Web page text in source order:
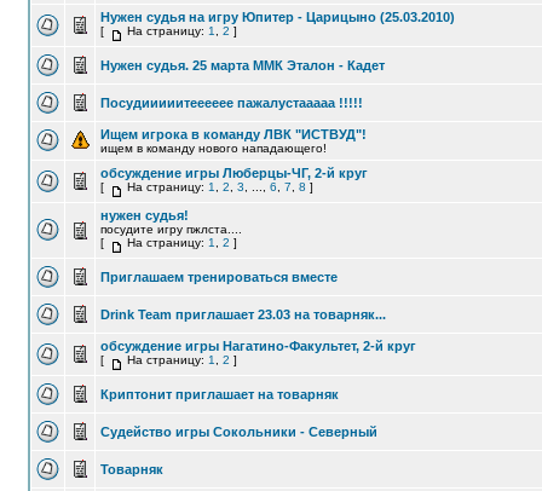
Нужен судья на игру Юпитер - Царицыно (25.03.2010)
[ На страницу: 1 2 ]
Нужен судья. 25 марта ММК Эталон - Кадет
Посудииииитееееее пажалустааааа !!!!!
Ищем игрока в команду ЛВК "ИСТВУД"!
ищем в команду нового нападающего!
обсуждение игры Люберцы-ЧГ, 2-й круг
[ На страницу: 1 2 3 6 7 8 ]
нужен судья!
посудите игру пжлста....
[
На страницу: 1 2 ]
Приглашаем тренироваться вместе
Drink Team приглашает 23.03 на товарняк...
обсуждение игры Нагатино-Факультет, 2-й круг
[ На страницу: 1 2 ]
Криптонит приглашает на товарняк
Судейство игры Сокольники - Северный
Товарняк